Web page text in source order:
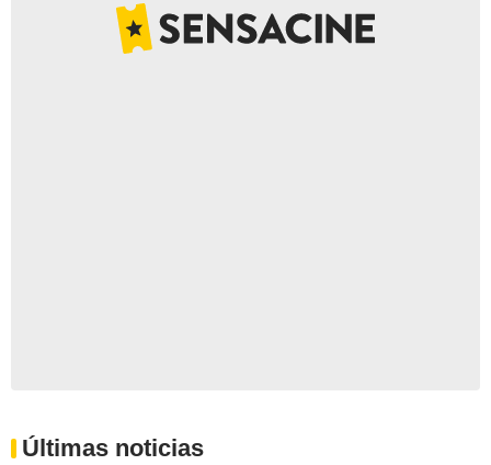
Últimas noticias